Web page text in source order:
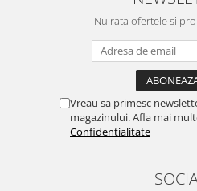
Nu rata ofertele si
Vreau sa primesc
magazinului. Afla mai
Confidentialitate